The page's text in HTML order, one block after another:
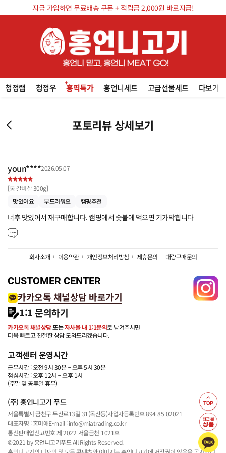
지금 가입하면 무료배송 쿠폰 + 적립금 2,000원 바로지급!
청정램 청정우 홍픽특가 홍언니세트 고급선물세트 다보기
포토리뷰 상세보기
youn****2026.05.07
[통 갈비살 300g]
맛있어요
부드러워요 캠핑추천
너후 맛있어서 재구매합니다. 캠핑에서 숯불에 먹으면 기가막힙니다
회사소개 이용약관 개인정보처리방침 제휴문의 대량구매문의
CUSTOMER CENTER
카카오톡 채널상담 바로가기
1:1 문의하기
카카오톡 채널상담또는자사몰 내 1:1문의로 남겨주시면
더욱 빠르고 친절한 상담 도와드리겠습니다.
고객센터 운영시간
근무시간 : 오전 9시 30분 ~ 오후 5시 30분
점심시간 : 오후 12시 ~ 오후 1시
(주말 및 공휴일 휴무)
(주) 홍언니고기 푸드
서울특별시 금천구 두산로13길 31(독산동)사업자등록번호 894-85-02021
대표자명 : 홍미애E-mail : info@miatrading.co.kr
통신판매업신고번호 제 2022-서울금천-1021호
©2021 by 홍언니고기푸드 All Rights Reserved.